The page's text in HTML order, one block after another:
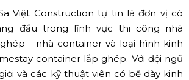
Việt Construction tự tin là đơn vị có
đầu trong lĩnh vực thi công nhà
- nhà container và loại hình kinh
container lắp ghép. Với đội ngũ
và các kỹ thuật viên có bề dày kinh